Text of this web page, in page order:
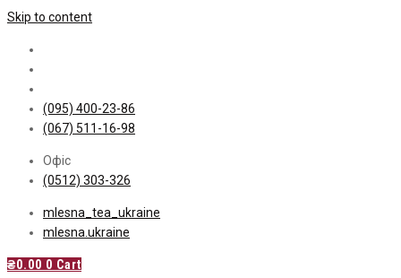
Skip to content
(095) 400-23-86
(067) 511-16-98
Офіс
(0512) 303-326
mlesna_tea_ukraine
mlesna.ukraine
₴0.00 0 Cart